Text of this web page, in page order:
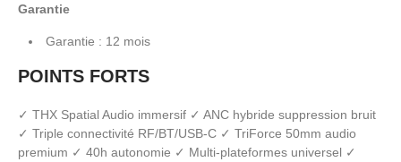
Garantie
Garantie : 12 mois
POINTS FORTS
✓ THX Spatial Audio immersif ✓ ANC hybride suppression bruit
✓ Triple connectivité RF/BT/USB-C ✓ TriForce 50mm audio
premium ✓ 40h autonomie ✓ Multi-plateformes universel ✓